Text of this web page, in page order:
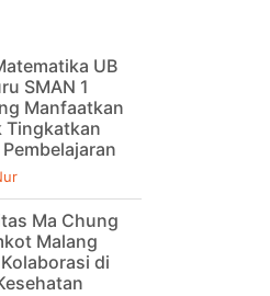
UB
SMAN 1
Manfaatkan
Tingkatkan
Ma Chung
Malang
di